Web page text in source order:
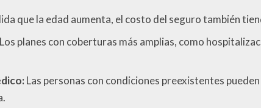
que la edad aumenta, el costo del seguro también
Los planes con coberturas más amplias, como
Las personas con condiciones preexistentes